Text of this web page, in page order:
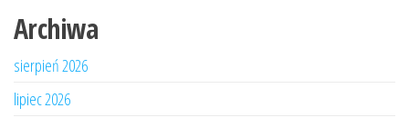
Archiwa
sierpień 2026
lipiec 2026